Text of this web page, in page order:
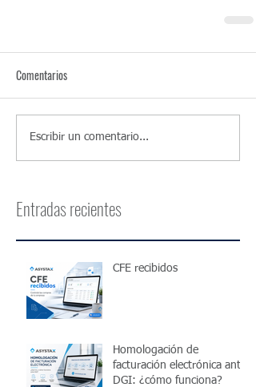
Comentarios
Escribir un comentario...
Entradas recientes
CFE recibidos
Homologación de
facturación electrónica ante
DGI: ¿cómo funciona?